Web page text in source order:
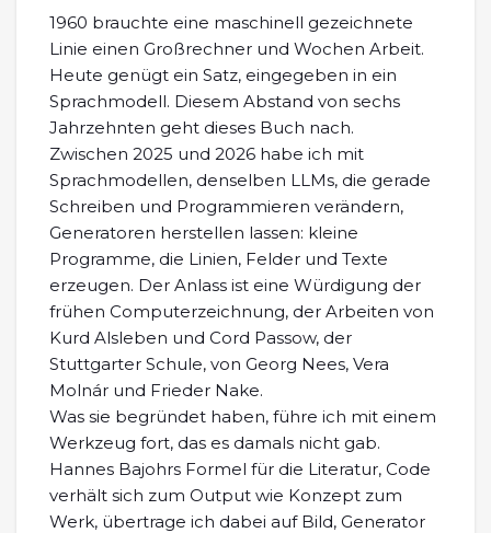
1960 brauchte eine maschinell gezeichnete
Linie einen Großrechner und Wochen Arbeit.
Heute genügt ein Satz, eingegeben in ein
Sprachmodell. Diesem Abstand von sechs
Jahrzehnten geht dieses Buch nach.
Zwischen 2025 und 2026 habe ich mit
Sprachmodellen, denselben LLMs, die gerade
Schreiben und Programmieren verändern,
Generatoren herstellen lassen: kleine
Programme, die Linien, Felder und Texte
erzeugen. Der Anlass ist eine Würdigung der
frühen Computerzeichnung, der Arbeiten von
Kurd Alsleben und Cord Passow, der
Stuttgarter Schule, von Georg Nees, Vera
Molnár und Frieder Nake.
Was sie begründet haben, führe ich mit einem
Werkzeug fort, das es damals nicht gab.
Hannes Bajohrs Formel für die Literatur, Code
verhält sich zum Output wie Konzept zum
Werk, übertrage ich dabei auf Bild, Generator